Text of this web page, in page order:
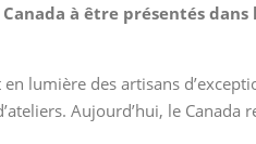
à être présentés dans
lumière des artisans
Aujourd’hui, le